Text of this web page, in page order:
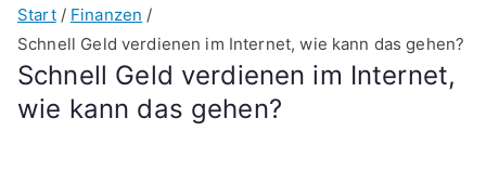
Schnell Geld verdienen im Internet,
wie kann das gehen?
Start
Finanzen
Schnell Geld verdienen im Internet, wie kann das gehen?